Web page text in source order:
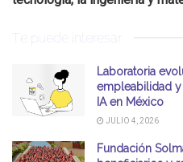
Te puede interesar
Laboratoria
empleabilidad
IA en México
JULIO 4, 2026
Fundación